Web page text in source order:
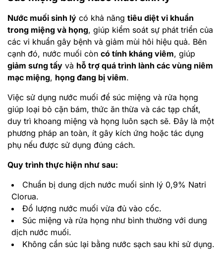
Nước muối sinh lý có khả năng tiêu diệt vi khuẩn
trong miệng và họng, giúp kiểm soát sự phát triển của
các vi khuẩn gây bệnh và giảm mùi hôi hiệu quả. Bên
cạnh đó, nước muối còn có tính kháng viêm, giúp
giảm sưng tấy và hỗ trợ quá trình lành các vùng niêm
mạc miệng, họng đang bị viêm.
Việc sử dụng nước muối để súc miệng và rửa họng
giúp loại bỏ cặn bám, thức ăn thừa và các tạp chất,
duy trì khoang miệng và họng luôn sạch sẽ. Đây là một
phương pháp an toàn, ít gây kích ứng hoặc tác dụng
phụ nếu được sử dụng đúng cách.
Quy trình thực hiện như sau:
Chuẩn bị dung dịch nước muối sinh lý 0,9% Natri
Clorua.
Đổ lượng nước muối vừa đủ vào cốc.
Súc miệng và rửa họng như bình thường với dung
dịch nước muối.
Không cần súc lại bằng nước sạch sau khi sử dụng.